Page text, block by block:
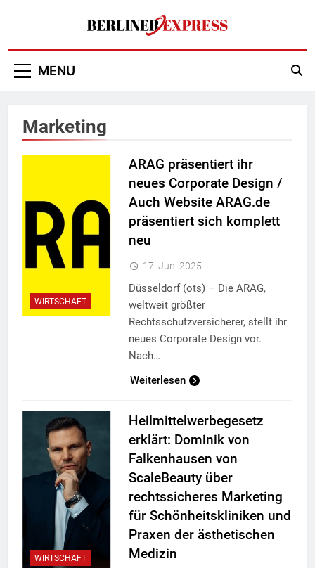
Berliner Express
MENU
Marketing
WIRTSCHAFT
ARAG präsentiert ihr
neues Corporate Design /
Auch Website ARAG.de
präsentiert sich komplett
neu
17. Juni 2025
Düsseldorf (ots) – Die ARAG,
weltweit größter
Rechtsschutzversicherer, stellt ihr
neues Corporate Design vor.
Nach…
Weiterlesen
WIRTSCHAFT
Heilmittelwerbegesetz
erklärt: Dominik von
Falkenhausen von
ScaleBeauty über
rechtssicheres Marketing
für Schönheitskliniken und
Praxen der ästhetischen
Medizin